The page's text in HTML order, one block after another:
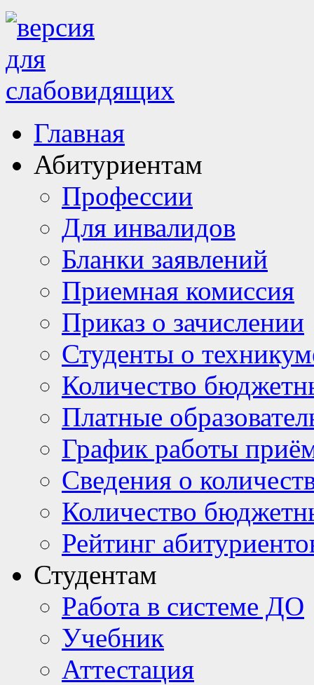
Главная
Абитуриентам
Профессии
Для инвалидов
Бланки заявлений
Приемная комиссия
Приказ о зачислении
Студенты о
Количество
Платные
График работы
Сведения о
Количество
Рейтинг
Студентам
Работа в системе ДО
Учебник
Аттестация